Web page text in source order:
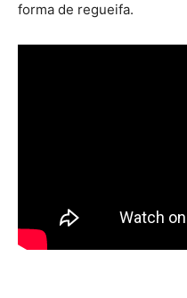
forma de regueifa.